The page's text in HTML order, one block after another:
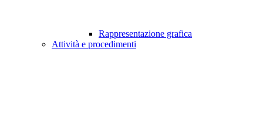
Rappresentazione grafica
Attività e procedimenti